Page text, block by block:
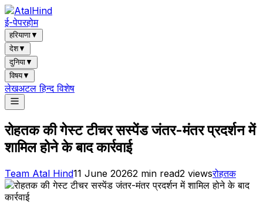
ई-पेपरहोम
हरियाणा▼
देश▼
दुनिया▼
विषय▼
लेखअटल हिन्द विशेष
रोहतक की गेस्ट टीचर सस्पेंड जंतर-मंतर प्रदर्शन में
शामिल होने के बाद कार्रवाई
Team Atal Hind11 June 20262 min read2 viewsरोहतक